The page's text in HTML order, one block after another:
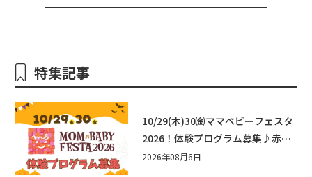
特集記事
10/29(木)30㈮ママベビーフェスタ
2026！体験プログラム募集♪赤ち
ゃん向けイベントに出演しません
2026年08月6日